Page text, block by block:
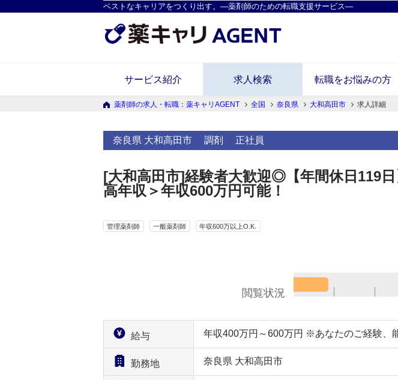
ベストなキャリアをつくり出す。―薬剤師のための転職支援サービス―
サービス紹介 求人検索 転職をお悩みの方
薬剤師の求人・転職：薬キャリAGENT 全国 奈良県 大和高田市 求人詳細
奈良県 大和高田市 調剤 正社員
[大和高田市]経験者大歓迎◎【年間休日119
高年収＞年収600万円可能！
管理薬剤師 一般薬剤師 年収600万以上O.K.
閲覧状況
給与 年収400万円～600万円 ※あなたのご経験、
勤務地 奈良県 大和高田市